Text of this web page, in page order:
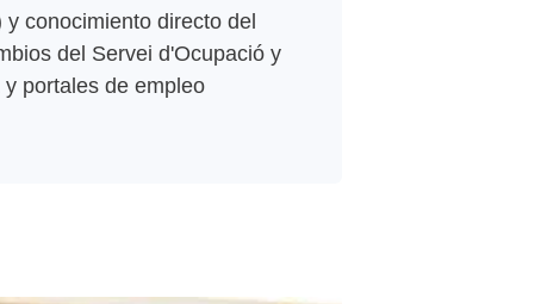
conocimiento directo del
del Servei d'Ocupació y
portales de empleo